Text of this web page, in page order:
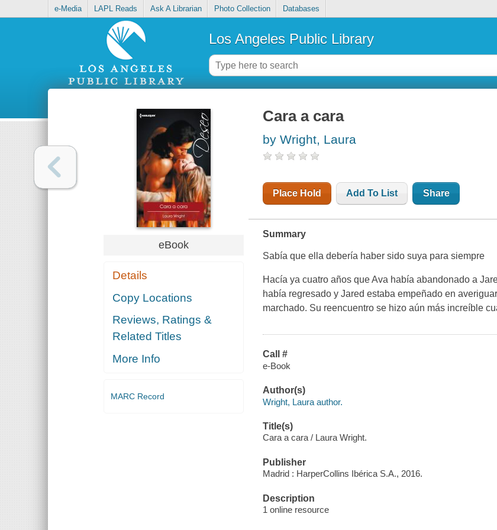
e-Media LAPL Reads Ask A Librarian Photo Collection Databases
Los Angeles Public Library
eBook
Details
Copy Locations
Reviews, Ratings &
Related Titles
More Info
MARC Record
Cara a cara
by Wright, Laura
Place Hold Add To List Share
Summary
Sabía que ella debería haber sido suya para siempre
Hacía ya cuatro años que Ava había abandonado a
había regresado y Jared estaba empeñado en
marchado. Su reencuentro se hizo aún más increíble
Call #
e-Book
Author(s)
Wright, Laura author.
Title(s)
Cara a cara / Laura Wright.
Publisher
Madrid : HarperCollins Ibérica S.A., 2016.
Description
1 online resource